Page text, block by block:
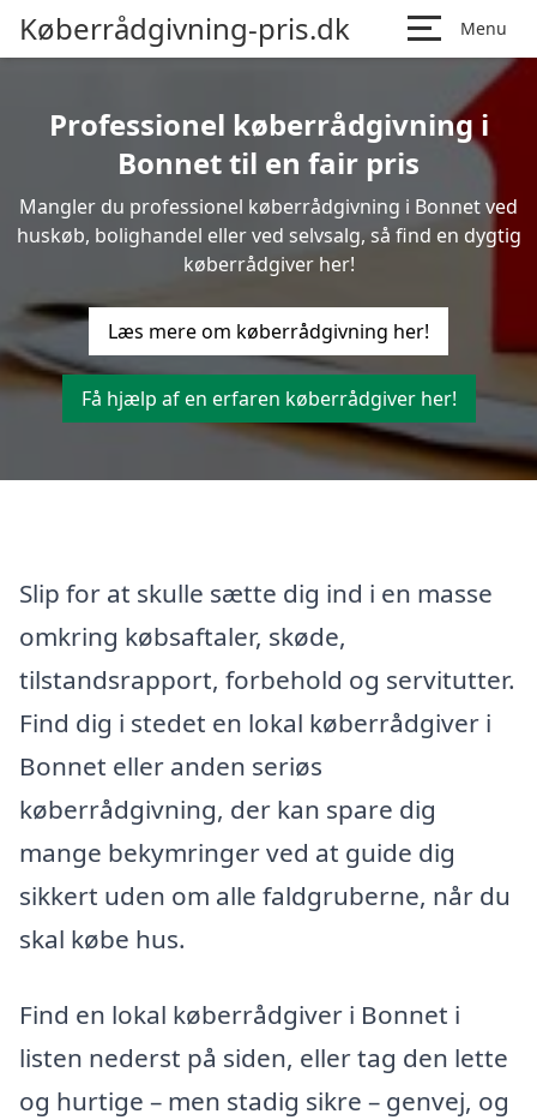
Køberrådgivning-pris.dk Menu
Professionel køberrådgivning i
Bonnet til en fair pris
Mangler du professionel køberrådgivning i Bonnet ved
huskøb, bolighandel eller ved selvsalg, så find en dygtig
køberrådgiver her!
Læs mere om køberrådgivning her!
Få hjælp af en erfaren køberrådgiver her!
Slip for at skulle sætte dig ind i en masse
omkring købsaftaler, skøde,
tilstandsrapport, forbehold og servitutter.
Find dig i stedet en lokal køberrådgiver i
Bonnet eller anden seriøs
køberrådgivning, der kan spare dig
mange bekymringer ved at guide dig
sikkert uden om alle faldgruberne, når du
skal købe hus.
Find en lokal køberrådgiver i Bonnet i
listen nederst på siden, eller tag den lette
og hurtige – men stadig sikre – genvej, og